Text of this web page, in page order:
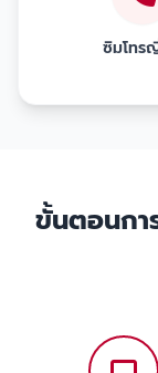
ซิมโทร
ขั้นตอนกา